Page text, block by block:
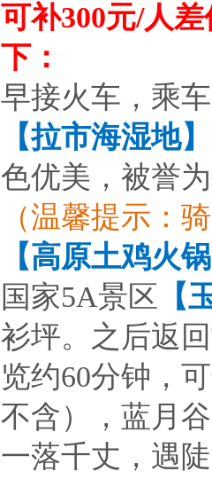
可补300元/人
下：
早接火车，乘
【拉市海湿地】
色优美，被誉
（温馨提示：
【高原土鸡火
国家5A景区 【
衫坪。之后返
览约60分钟，
不含），蓝月
一落千丈，遇